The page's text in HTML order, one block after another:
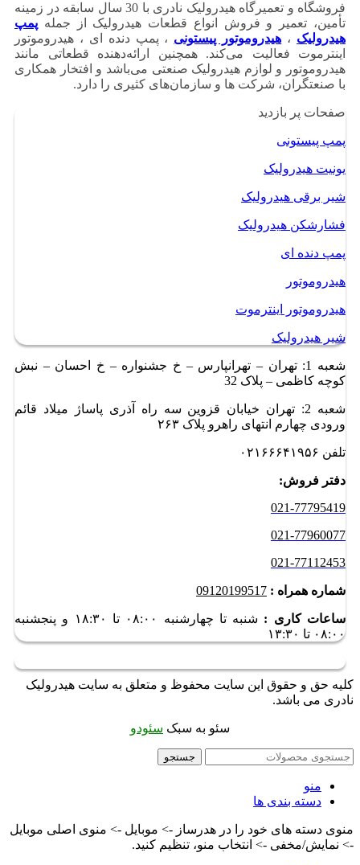
فروشگاه و تعمیرگاه هیدرولیک نادری با 30 سال سابقه در زمینه
تأمین، تعمیر و فروش انواع قطعات هیدرولیک از جمله پمپ
هیدرولیک ، هیدروموتور پیستونی ، پمپ دنده ای ، هیدروموتور
اینترموت فعالیت می‌کند. همچنین ارائه‌دهنده قطعاتی مانند
هیدروموتور و لوازم هیدرولیک صنعتی می‌باشد و افتخار همکاری
با صنعتگران، شرکت ها و سازمان‌های کثیری را دارد.
صفحات پر بازدید
پمپ پیستونی
یونیت هیدرولیک
شیر برقی هیدرولیک
فشارشکن هیدرولیک
پمپ دنده ای
هیدروموتور
هیدروموتور اینترموت
شیر هیدرولیک
شعبه 1: تهران – تهرانپارس – خ جشنواره – خ احسان – نبش
کوچه کاظمی – پلاک 32
شعبه 2: تهران خیابان قزوین سه راه آذری پاساژ میلاد قائم
ورودی چهارم انتهای راهرو پلاک ۲۶۳
تلفن ۰۲۱۶۶۶۴۱۹۵۶
دفتر فروش:
021-77795419
021-77960077
021-77112453
شماره همراه : 09120199517
ساعات کاری : شنبه تا چهارشنبه ۰۸:۰۰ تا ۱۸:۳۰ و
پنجشنبه
۰۸:۰۰ تا ۱۳:۳۰
کلیه حق و حقوق این سایت محفوظ و متعلق به سایت هیدرولیک
نادری می باشد.
سئو به سبک سئودو
جستجو
منو
دسته بندی ها
منوی دسته های خود را در هدرساز -> موبایل -> منوی اصلی موبایل
-> نمایش/مخفی -> انتخاب منو، تنظیم کنید.